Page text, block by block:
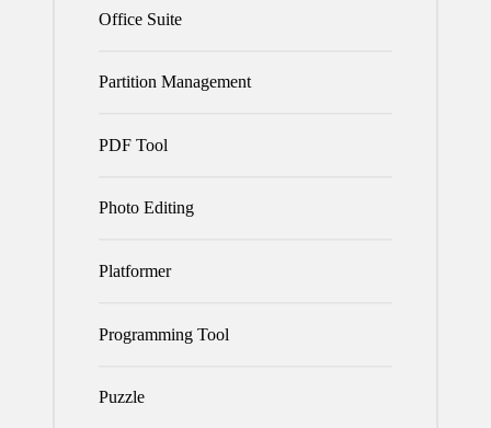
Office Suite
Partition Management
PDF Tool
Photo Editing
Platformer
Programming Tool
Puzzle